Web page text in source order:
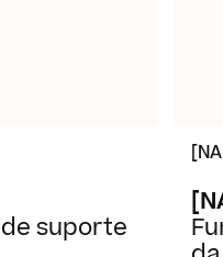
suporte